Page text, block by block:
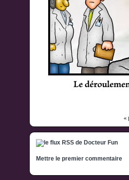
«
Mettre le premier commentaire